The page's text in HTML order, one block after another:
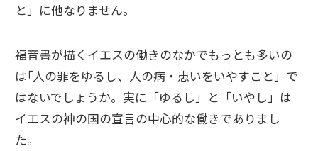
と」に他なりません。
福音書が描くイエスの働きのなかでもっとも多いの
は｢人の罪をゆるし、人の病・患いをいやすこと」で
はないでしょうか。実に「ゆるし」と「いやし」は
イエスの神の国の宣言の中心的な働きでありまし
た。